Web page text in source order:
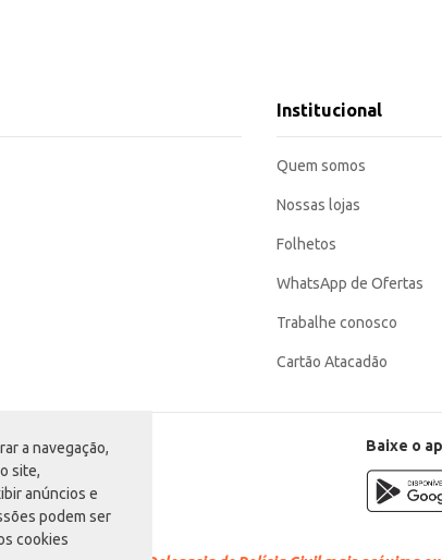
a navegação,
site,
anúncios e
podem ser
cookies
praticidade e conveniência, sem abrir mão do sabor e da
especiais.
Institucional
Quem somos
Nossas lojas
Folhetos
WhatsApp de Ofertas
Trabalhe conosco
Cartão Atacadão
Baixe o